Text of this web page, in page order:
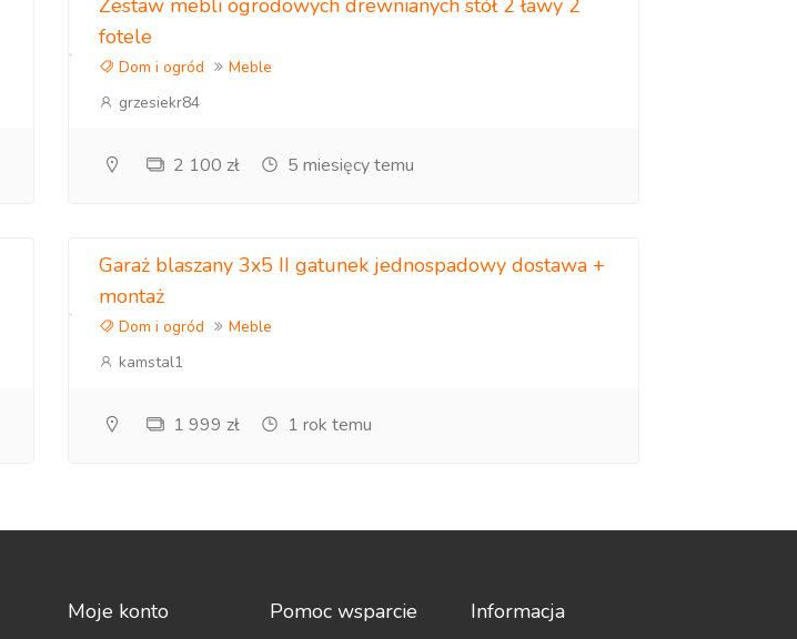
Zestaw mebli ogrodowych drewnianych stół 2 ławy 2
fotele
Dom i ogród
Meble
grzesiekr84
2 100 zł 5 miesięcy temu
Garaż blaszany 3x5 II gatunek jednospadowy dostawa +
montaż
Dom i ogród
Meble
kamstal1
1 999 zł 1 rok temu
Moje konto Pomoc wsparcie Informacja